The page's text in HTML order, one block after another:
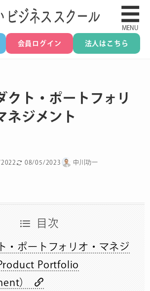
会員ログイン 法人はこちら
☰
MENU
クト・ポートフォリ
ネジメント
08/05/2023 中川功一
目次
・ポートフォリオ・マネジ
Portfolio
）